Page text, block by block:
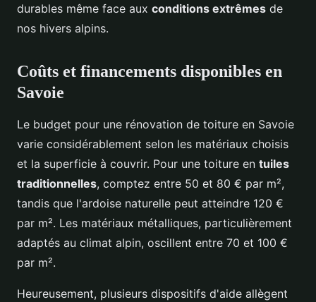
durables même face aux conditions extrêmes de
nos hivers alpins.
Coûts et financements disponibles en
Savoie
Le budget pour une rénovation de toiture en Savoie
varie considérablement selon les matériaux choisis
et la superficie à couvrir. Pour une toiture en tuiles
traditionnelles, comptez entre 50 et 80 € par m²,
tandis que l'ardoise naturelle peut atteindre 120 €
par m². Les matériaux métalliques, particulièrement
adaptés au climat alpin, oscillent entre 70 et 100 €
par m².
Heureusement, plusieurs dispositifs d'aide allègent